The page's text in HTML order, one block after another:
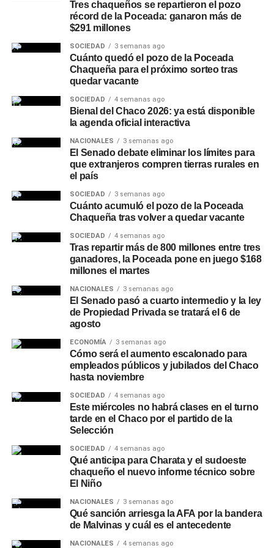
De la reunión participaron el intendente de Charata,
; la jueza de Faltas Provincial, Eliana López
Piccilli; la jueza de Faltas Municipal, Gimena Vázquez; el
director de Zona Interior Charata, Antonio Rudaz; el
secretario de Tránsito, Carlos Aoad; el jefe del 911, Juan
Antonio Cabrera; el representante de Policía Caminera,
Mario Sosa, y el presidente del Concejo Municipal,
Alejandro Barcala.
Más noticias de Charata enCharataChaco.Net.
Tres chaqueños se repartieron el pozo
récord de la Poceada: ganaron más de
$291 millones
SOCIEDAD 3 semanas ago
Cuánto quedó el pozo de la Poceada
Chaqueña para el próximo sorteo tras
quedar vacante
SOCIEDAD 4 semanas ago
Bienal del Chaco 2026: ya está disponible
la agenda oficial interactiva
NACIONALES 3 semanas ago
El Senado debate eliminar los límites para
que extranjeros compren tierras rurales en
el país
SOCIEDAD 3 semanas ago
Cuánto acumuló el pozo de la Poceada
Chaqueña tras volver a quedar vacante
SOCIEDAD 4 semanas ago
Tras repartir más de 800 millones entre tres
ganadores, la Poceada pone en juego $168
millones el martes
NACIONALES 3 semanas ago
El Senado pasó a cuarto intermedio y la ley
de Propiedad Privada se tratará el 6 de
agosto
ECONOMÍA 3 semanas ago
Cómo será el aumento escalonado para
empleados públicos y jubilados del Chaco
hasta noviembre
SOCIEDAD 4 semanas ago
Este miércoles no habrá clases en el turno
tarde en el Chaco por el partido de la
Selección
SOCIEDAD 4 semanas ago
Qué anticipa para Charata y el sudoeste
chaqueño el nuevo informe técnico sobre
El Niño
NACIONALES 3 semanas ago
Qué sanción arriesga la AFA por la bandera
de Malvinas y cuál es el antecedente
NACIONALES 4 semanas ago